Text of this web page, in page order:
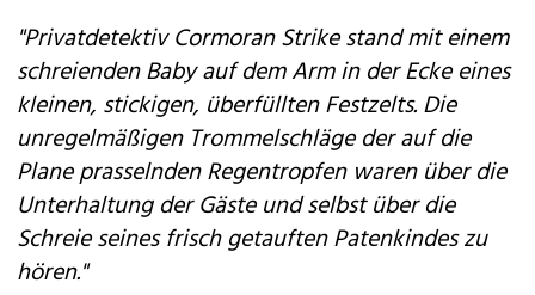
"Privatdetektiv Cormoran Strike stand mit einem
schreienden Baby auf dem Arm in der Ecke eines
kleinen, stickigen, überfüllten Festzelts. Die
unregelmäßigen Trommelschläge der auf die
Plane pras­selnden Regentropfen waren über die
Unterhaltung der Gäste und selbst über die
Schreie seines frisch getauften Patenkindes zu
hören."